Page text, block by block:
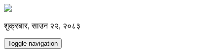
शुक्रबार, साउन २२, २०८३
Toggle navigation